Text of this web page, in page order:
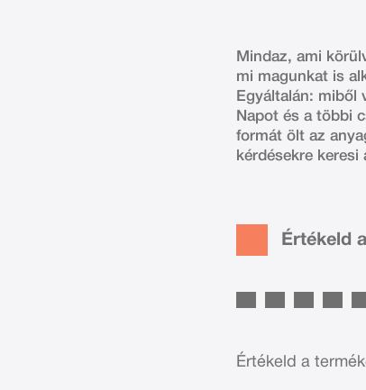
Mindaz, ami
mi magunkat is
Egyáltalán: miből
Napot és a többi
formát ölt az
kérdésekre
Értékeld
Értékeld a